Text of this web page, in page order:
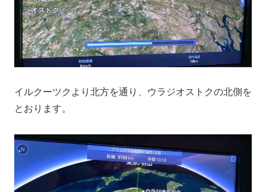
イルクーツクより北方を通り、ウラジオストクの北側を
とおります。